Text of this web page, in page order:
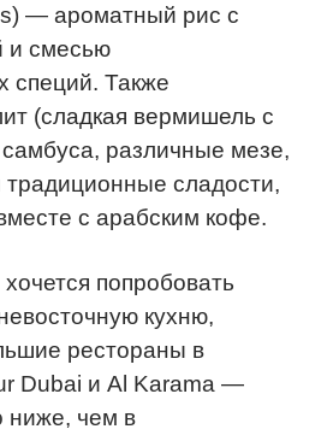
— ароматный рис с
и смесью
специй. Также
(сладкая вермишель с
различные мезе,
сладости,
с арабским кофе.
попробовать
кухню,
рестораны в
Dubai и Al Karama —
ниже, чем в